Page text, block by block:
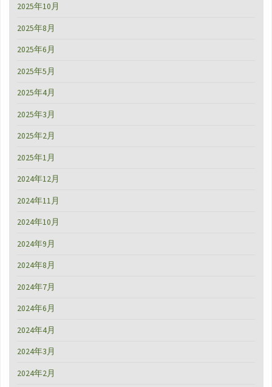
2025年10月
2025年8月
2025年6月
2025年5月
2025年4月
2025年3月
2025年2月
2025年1月
2024年12月
2024年11月
2024年10月
2024年9月
2024年8月
2024年7月
2024年6月
2024年4月
2024年3月
2024年2月